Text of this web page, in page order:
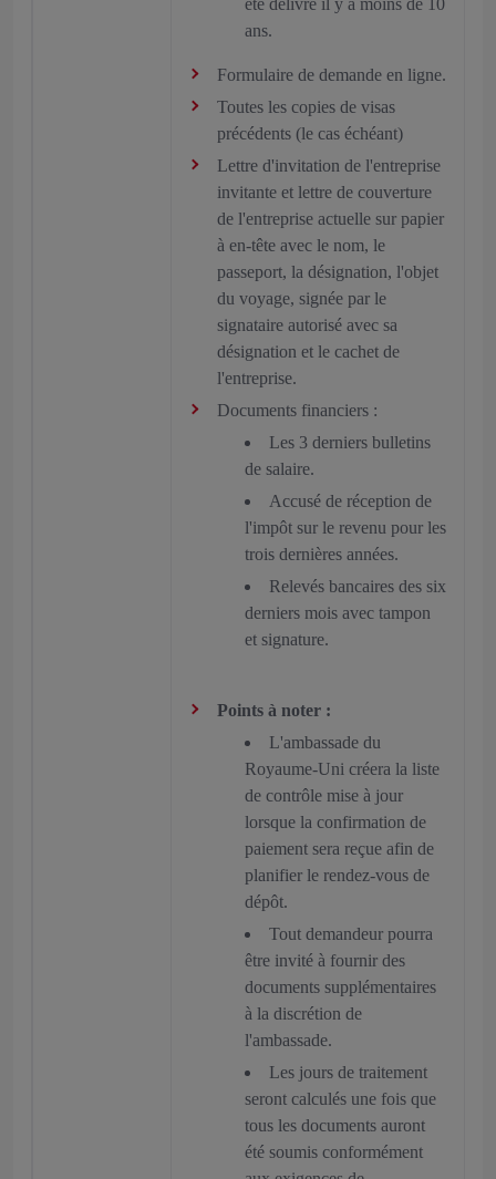
été délivré il y a moins de 10
ans.
Formulaire de demande en ligne.
Toutes les copies de visas
précédents (le cas échéant)
Lettre d'invitation de l'entreprise
invitante et lettre de couverture
de l'entreprise actuelle sur papier
à en-tête avec le nom, le
passeport, la désignation, l'objet
du voyage, signée par le
signataire autorisé avec sa
désignation et le cachet de
l'entreprise.
Documents financiers :
Les 3 derniers bulletins
de salaire.
Accusé de réception de
l'impôt sur le revenu pour les
trois dernières années.
Relevés bancaires des six
derniers mois avec tampon
et signature.
Points à noter :
L'ambassade du
Royaume-Uni créera la liste
de contrôle mise à jour
lorsque la confirmation de
paiement sera reçue afin de
planifier le rendez-vous de
dépôt.
Tout demandeur pourra
être invité à fournir des
documents supplémentaires
à la discrétion de
l'ambassade.
Les jours de traitement
seront calculés une fois que
tous les documents auront
été soumis conformément